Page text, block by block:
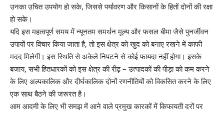
उनका उचित उपयोग हो सके, जिससे पर्यावरण और किसानों के हितों दोनों की रक्षा
हो सके।
यदि इस महत्वपूर्ण समय में न्यूनतम समर्थन मूल्य और फसल बीमा जैसे पुनर्जीवन
उपायों पर विचार किया जाता है, तो इस क्षेत्र को खुद को बनाए रखने में काफी
मदद मिलेगी। इस स्थिति से अकेले निपटने से कोई फायदा नहीं होगा। इसके
बजाय, सभी हितधारकों को इस क्षेत्र की रीढ़ – उत्पादकों की पीड़ा को कम करने
के लिए अल्पकालिक और दीर्घकालिक दोनों रणनीतियों को विकसित करने के लिए
एक साथ बैठने की जरूरत है।
आम आदमी के लिए भी समझ में आने वाले प्रमुख कारकों में किफायती दरों पर